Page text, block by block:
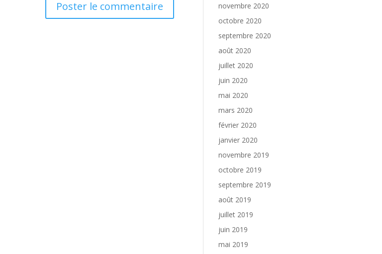
novembre 2020
octobre 2020
septembre 2020
août 2020
juillet 2020
juin 2020
mai 2020
mars 2020
février 2020
janvier 2020
novembre 2019
octobre 2019
septembre 2019
août 2019
juillet 2019
juin 2019
mai 2019